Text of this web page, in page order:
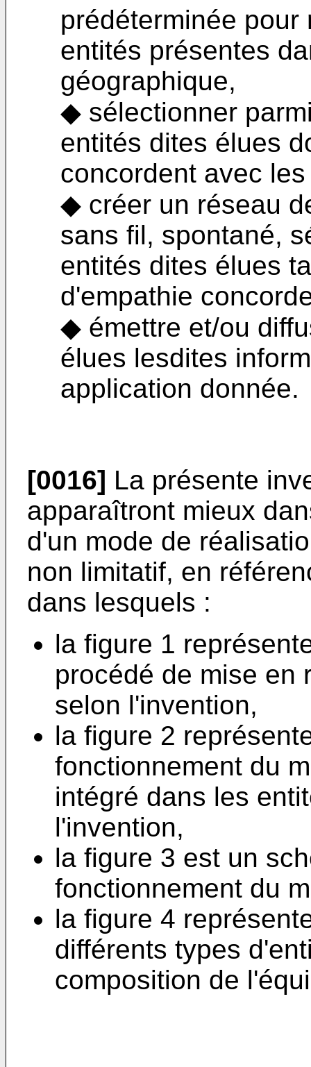
prédéterminée
entités présentes
géographique,
◆ sélectionner
entités dites élues
concordent avec
◆ créer un réseau
sans fil, spontané,
entités dites élues
d'empathie
◆ émettre et/ou
élues lesdites
application donnée.
[0016] La présente
apparaîtront mieux
d'un mode de
non limitatif, en
dans lesquels :
la figure 1
procédé de mise en
selon l'invention,
la figure 2
fonctionnement du
intégré dans les
l'invention,
la figure 3 est un
fonctionnement du
la figure 4
différents types
composition de